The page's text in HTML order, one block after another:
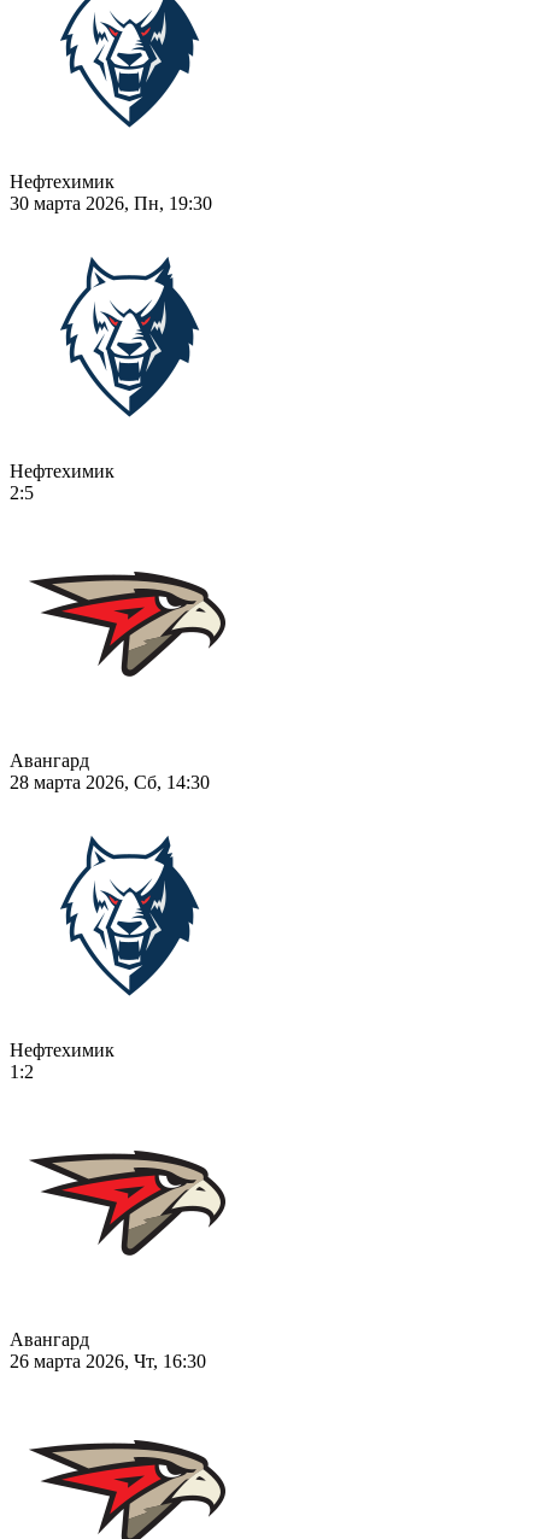
Нефтехимик
30 марта 2026, Пн, 19:30
Нефтехимик
2:5
Авангард
28 марта 2026, Сб, 14:30
Нефтехимик
1:2
Авангард
26 марта 2026, Чт, 16:30